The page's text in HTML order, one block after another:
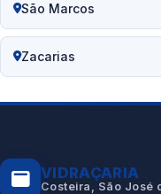
São Marcos
Zacarias
VIDRAÇARIA
Costeira, São José